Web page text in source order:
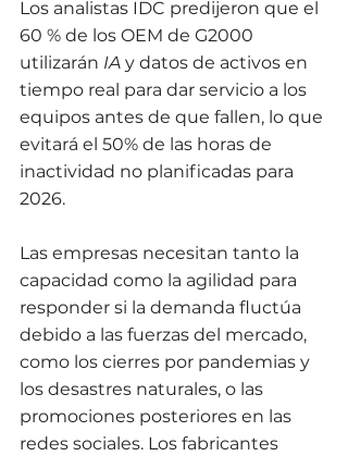
Los analistas IDC predijeron que el
60 % de los OEM de G2000
utilizarán IA y datos de activos en
tiempo real para dar servicio a los
equipos antes de que fallen, lo que
evitará el 50% de las horas de
inactividad no planificadas para
2026.
Las empresas necesitan tanto la
capacidad como la agilidad para
responder si la demanda fluctúa
debido a las fuerzas del mercado,
como los cierres por pandemias y
los desastres naturales, o las
promociones posteriores en las
redes sociales. Los fabricantes